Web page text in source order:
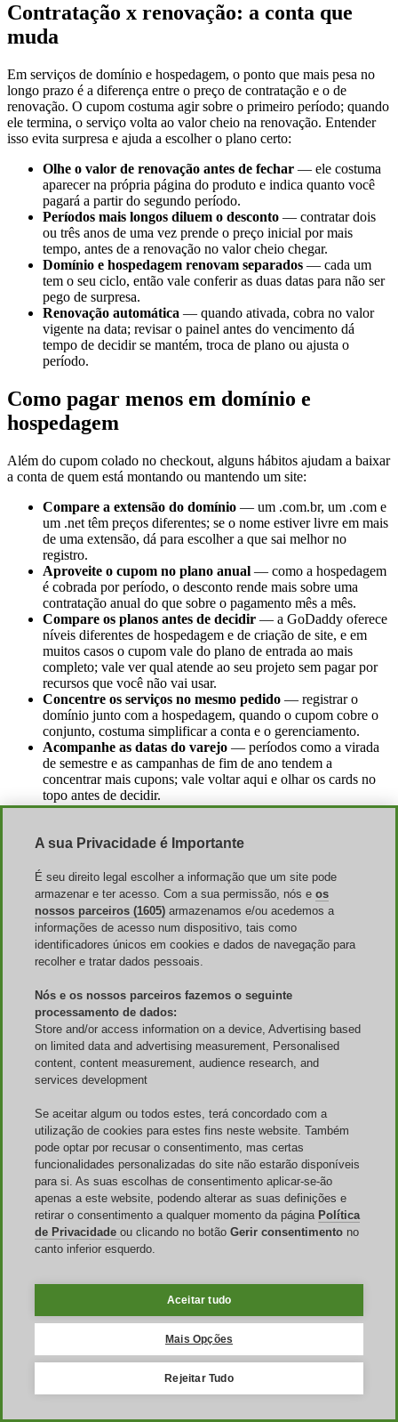
Contratação x renovação: a conta que
muda
Em serviços de domínio e hospedagem, o ponto que mais pesa no
longo prazo é a diferença entre o preço de contratação e o de
renovação. O cupom costuma agir sobre o primeiro período; quando
ele termina, o serviço volta ao valor cheio na renovação. Entender
isso evita surpresa e ajuda a escolher o plano certo:
Olhe o valor de renovação antes de fechar — ele costuma
aparecer na própria página do produto e indica quanto você
pagará a partir do segundo período.
Períodos mais longos diluem o desconto — contratar dois
ou três anos de uma vez prende o preço inicial por mais
tempo, antes de a renovação no valor cheio chegar.
Domínio e hospedagem renovam separados — cada um
tem o seu ciclo, então vale conferir as duas datas para não ser
pego de surpresa.
Renovação automática — quando ativada, cobra no valor
vigente na data; revisar o painel antes do vencimento dá
tempo de decidir se mantém, troca de plano ou ajusta o
período.
Como pagar menos em domínio e
hospedagem
Além do cupom colado no checkout, alguns hábitos ajudam a baixar
a conta de quem está montando ou mantendo um site:
Compare a extensão do domínio — um .com.br, um .com e
um .net têm preços diferentes; se o nome estiver livre em mais
de uma extensão, dá para escolher a que sai melhor no
registro.
Aproveite o cupom no plano anual — como a hospedagem
é cobrada por período, o desconto rende mais sobre uma
contratação anual do que sobre o pagamento mês a mês.
Compare os planos antes de decidir — a GoDaddy oferece
níveis diferentes de hospedagem e de criação de site, e em
muitos casos o cupom vale do plano de entrada ao mais
completo; vale ver qual atende ao seu projeto sem pagar por
recursos que você não vai usar.
Concentre os serviços no mesmo pedido — registrar o
domínio junto com a hospedagem, quando o cupom cobre o
conjunto, costuma simplificar a conta e o gerenciamento.
Acompanhe as datas do varejo — períodos como a virada
de semestre e as campanhas de fim de ano tendem a
concentrar mais cupons; vale voltar aqui e olhar os cards no
topo antes de decidir.
Por que o cupom não funciona
Quando um código GoDaddy não é aceito, quase sempre há uma
explicação simples. Antes de desistir do desconto, vale checar estes
pontos:
Prazo encerrado:cada código tem uma validade própria,
indicada no card no topo da página; passado o prazo, ele
deixa de funcionar.
outros a planos de hospedagem ou de revenda; um código de
domínio não vale para um plano, e vice-versa.
Período de contratação:alguns descontos só entram a partir
de um período mínimo, como o plano anual, e não valem
sobre o mês avulso.
Vale só na contratação inicial:
serviço que você já mantém.
Digitação incorreta:um espaço a mais ou um caractere
trocado invalida o código; copiar e colar evita o erro.
Perguntas frequentes
Onde encontro o cupom GoDaddy válido hoje?
O desconto GoDaddy vale na renovação ou só na
contratação?
O cupom serve para domínio, hospedagem e e-mail
Coloquei o código e o desconto não entrou. E agora?
Vale a pena contratar um plano mais longo com o cupom?
De quanto em quanto tempo os cupons GoDaddy mudam?
A sua Privacidade é Importante
É seu direito legal escolher a informação que um site pode
armazenar e ter acesso. Com a sua permissão, nós e os
nossos parceiros (1605) armazenamos e/ou acedemos a
informações de acesso num dispositivo, tais como
identificadores únicos em cookies e dados de navegação para
recolher e tratar dados pessoais.
Nós e os nossos parceiros fazemos o seguinte
processamento de dados:
Store and/or access information on a device, Advertising based
on limited data and advertising measurement, Personalised
content, content measurement, audience research, and
services development
Se aceitar algum ou todos estes, terá concordado com a
utilização de cookies para estes fins neste website. Também
pode optar por recusar o consentimento, mas certas
funcionalidades personalizadas do site não estarão disponíveis
para si. As suas escolhas de consentimento aplicar-se-ão
apenas a este website, podendo alterar as suas definições e
retirar o consentimento a qualquer momento da página Política
de Privacidade ou clicando no botão Gerir consentimento no
canto inferior esquerdo.
Aceitar tudo
Mais Opções
Rejeitar Tudo